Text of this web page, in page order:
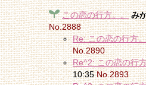
この恋の行方。。 み
No.2888
Re: この恋の行方
No.2890
Re^2: この恋の行
10:35No.2893